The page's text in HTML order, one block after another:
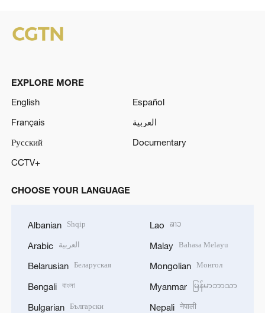
EXPLORE MORE
English
Español
Français
العربية
Русский
Documentary
CCTV+
CHOOSE YOUR LANGUAGE
Albanian Shqip
Arabic العربية
Belarusian Беларуская
Bengali বাংলা
Bulgarian Български
Lao ລາວ
Malay Bahasa Melayu
Mongolian Монгол
Myanmar မြန်မာဘာသာ
Nepali नेपाली